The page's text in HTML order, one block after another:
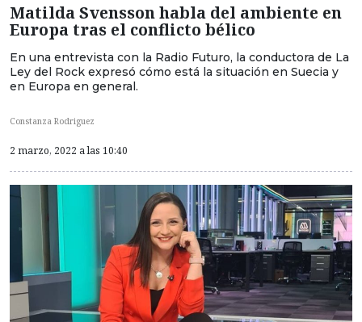
Matilda Svensson habla del ambiente en
Europa tras el conflicto bélico
En una entrevista con la Radio Futuro, la conductora de La
Ley del Rock expresó cómo está la situación en Suecia y
en Europa en general.
Constanza Rodriguez
2 marzo, 2022 a las 10:40